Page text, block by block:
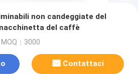
non candeggiate del
del caffè
MOQ：3000
Contattaci